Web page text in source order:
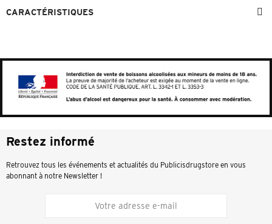
CARACTÉRISTIQUES
Restez informé
Retrouvez tous les événements et actualités du Publicisdrugstore en vous
abonnant à notre Newsletter !